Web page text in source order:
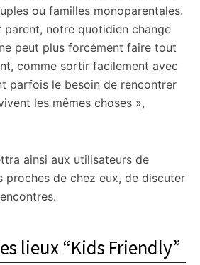
ou familles monoparentales.
parent, notre quotidien change
peut plus forcément faire tout
comme sortir facilement avec
parfois le besoin de rencontrer
les mêmes choses »,
ainsi aux utilisateurs de
proches de chez eux, de discuter
lieux “Kids Friendly”